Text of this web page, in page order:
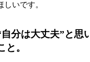
しいです。
自分は大丈夫”と思
と。